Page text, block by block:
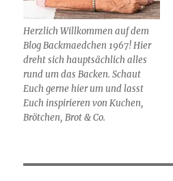
Herzlich Willkommen auf dem
Blog Backmaedchen 1967! Hier
dreht sich hauptsächlich alles
rund um das Backen. Schaut
Euch gerne hier um und lasst
Euch inspirieren von Kuchen,
Brötchen, Brot & Co.